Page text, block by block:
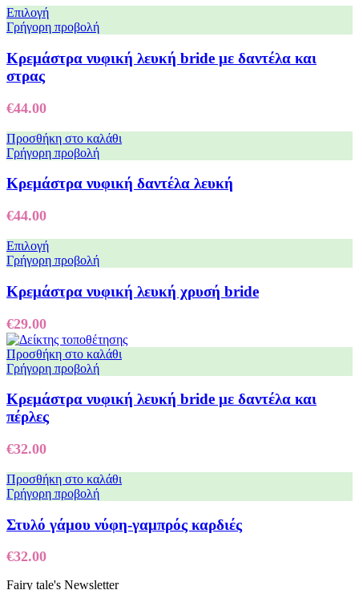
Επιλογή
Γρήγορη προβολή
Κρεμάστρα νυφική λευκή bride με δαντέλα και
στρας
€44.00
Προσθήκη στο καλάθι
Γρήγορη προβολή
Κρεμάστρα νυφική δαντέλα λευκή
€44.00
Επιλογή
Γρήγορη προβολή
Κρεμάστρα νυφική λευκή χρυσή bride
€29.00
Προσθήκη στο καλάθι
Γρήγορη προβολή
Κρεμάστρα νυφική λευκή bride με δαντέλα και
πέρλες
€32.00
Προσθήκη στο καλάθι
Γρήγορη προβολή
Στυλό γάμου νύφη-γαμπρός καρδιές
€32.00
Fairy tale's Newsletter